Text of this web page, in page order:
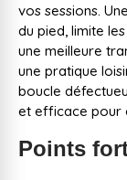
vos sessions.
du pied, limite
une meilleure
une pratique
boucle
et efficace pour
Points